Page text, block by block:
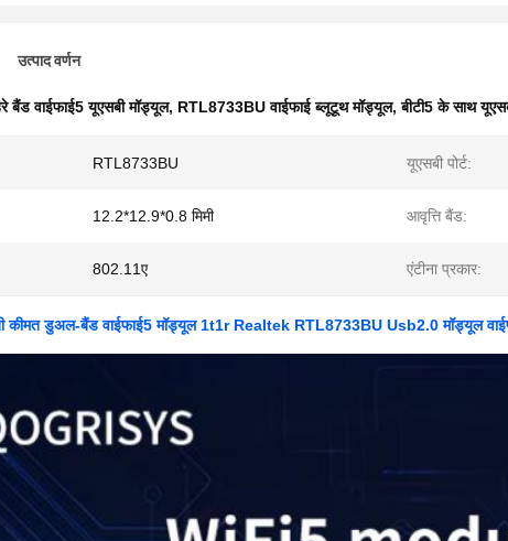
उत्पाद वर्णन
बैंड वाईफाई5 यूएसबी मॉड्यूल, RTL8733BU वाईफाई ब्लूटूथ मॉड्यूल,बीटी5 के साथ
RTL8733BU यूएसबी पोर्ट:
12.2*12.9*0.8 मिमी आवृत्ति बैंड:
802.11ए एंटीना प्रकार:
डुअल-बैंड वाईफाई5 मॉड्यूल 1t1r Realtek RTL8733BU Usb2.0 मॉड्यूल